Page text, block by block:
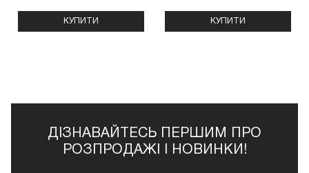
КУПИТИ КУПИТИ
ДІЗНАВАЙТЕСЬ ПЕРШИМ ПРО
РОЗПРОДАЖІ І НОВИНКИ!